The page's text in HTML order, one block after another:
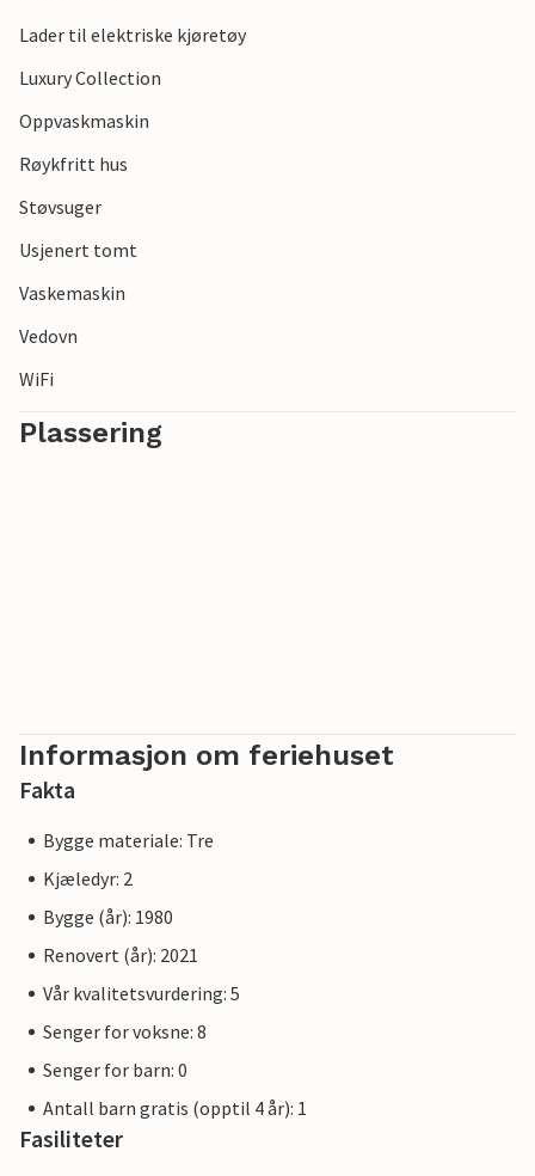
Lader til elektriske kjøretøy
Luxury Collection
Oppvaskmaskin
Røykfritt hus
Støvsuger
Usjenert tomt
Vaskemaskin
Vedovn
WiFi
Plassering
Informasjon om feriehuset
Fakta
Bygge materiale: Tre
Kjæledyr: 2
Bygge (år): 1980
Renovert (år): 2021
Vår kvalitetsvurdering: 5
Senger for voksne: 8
Senger for barn: 0
Antall barn gratis (opptil 4 år): 1
Fasiliteter